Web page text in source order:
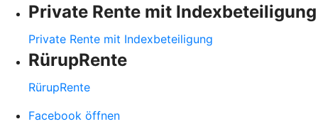
Private Rente mit Indexbeteiligung
Private Rente mit Indexbeteiligung
RürupRente
RürupRente
Facebook öffnen